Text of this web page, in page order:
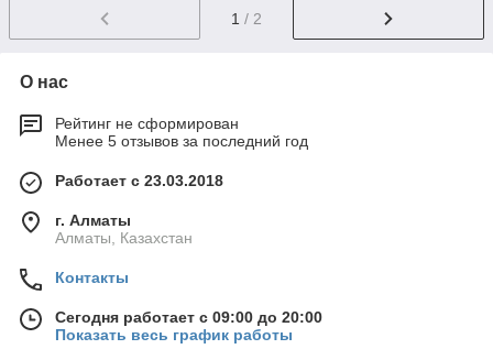
1 / 2
О нас
Рейтинг не сформирован
Менее 5 отзывов за последний год
Работает с 23.03.2018
г. Алматы
Алматы, Казахстан
Контакты
Сегодня работает с 09:00 до 20:00
Показать весь график работы